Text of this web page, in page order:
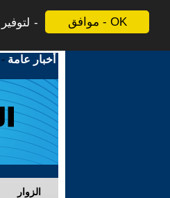
موافق - OK
أخبار عامة
الزوار